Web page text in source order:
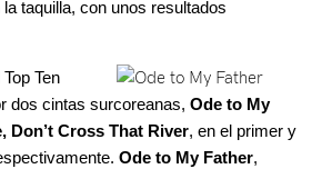
taquilla, con unos resultados
Ten
dos cintas surcoreanas, Ode to My
Don’t Cross That River, en el primer y
Ode to My Father,